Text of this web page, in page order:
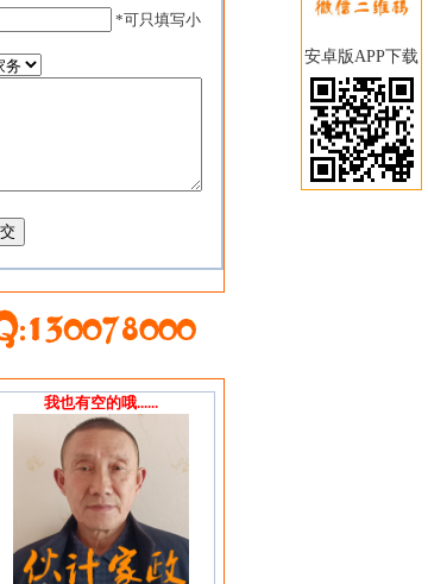
*可只填写小
我也有空的哦......
安卓版APP下载